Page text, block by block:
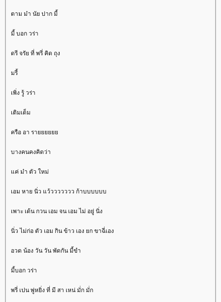
ตาม ม๋า นัย ปาก มี้
มี้ บอก วร่า
ดรี จรัย ที่ พรี่ คิด ถุง
มรี้
เพิ่ง รู้ วร่า
เติมเต็ม
ครือ อา รา
บางคนคงคิดว่า
ค่ ม๋า ตัว ใหม่
เอม หาย นิ่ว แว้ววววววว ก้าบบบบบบ
เพาะ เด้น กวน เอม จน เอม ไม่ อยู่ นิ่ง
นิ่ว ไม่ก่อ ตัว เอม กิน ข้าว เอง ยก ขาฉี่เอง
อวด น้อง วัน วัน พัดกัน มี้ขำ
มี้บอก วร่า
พรี่ เปน พู่หยิ่ง ที่ มี สา เหน่ มั่ก มั่ก